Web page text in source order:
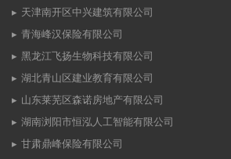
天津南开区中兴建筑有限公司
青海峰汉保险有限公司
黑龙江飞扬生物科技有限公司
湖北青山区建业教育有限公司
山东莱芜区森诺房地产有限公司
湖南浏阳市恒泓人工智能有限公司
甘肃鼎峰保险有限公司